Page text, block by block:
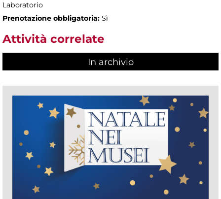
Laboratorio
Prenotazione obbligatoria: Sì
Attività correlate
In archivio